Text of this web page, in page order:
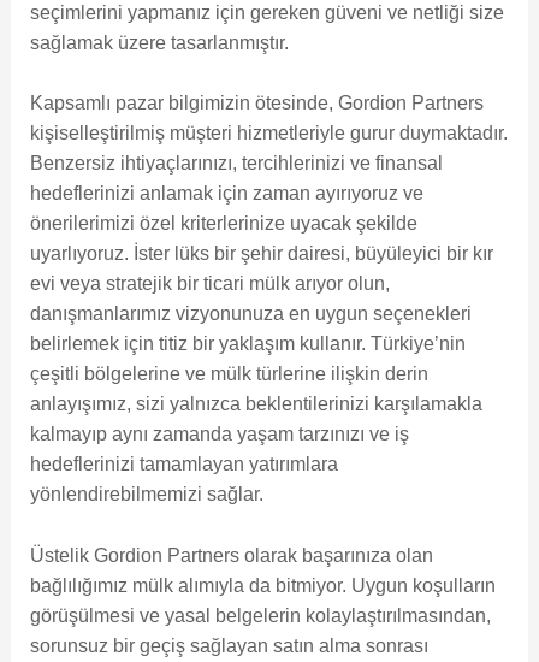
seçimlerini yapmanız için gereken güveni ve netliği size
sağlamak üzere tasarlanmıştır.
Kapsamlı pazar bilgimizin ötesinde, Gordion Partners
kişiselleştirilmiş müşteri hizmetleriyle gurur duymaktadır.
Benzersiz ihtiyaçlarınızı, tercihlerinizi ve finansal
hedeflerinizi anlamak için zaman ayırıyoruz ve
önerilerimizi özel kriterlerinize uyacak şekilde
uyarlıyoruz. İster lüks bir şehir dairesi, büyüleyici bir kır
evi veya stratejik bir ticari mülk arıyor olun,
danışmanlarımız vizyonunuza en uygun seçenekleri
belirlemek için titiz bir yaklaşım kullanır. Türkiye’nin
çeşitli bölgelerine ve mülk türlerine ilişkin derin
anlayışımız, sizi yalnızca beklentilerinizi karşılamakla
kalmayıp aynı zamanda yaşam tarzınızı ve iş
hedeflerinizi tamamlayan yatırımlara
yönlendirebilmemizi sağlar.
Üstelik Gordion Partners olarak başarınıza olan
bağlılığımız mülk alımıyla da bitmiyor. Uygun koşulların
görüşülmesi ve yasal belgelerin kolaylaştırılmasından,
sorunsuz bir geçiş sağlayan satın alma sonrası